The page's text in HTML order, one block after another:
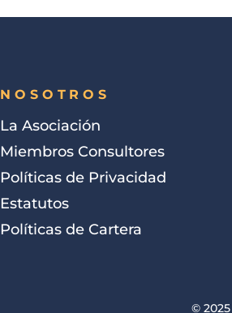
NOSOTROS
La Asociación
Miembros Consultores
Políticas de Privacidad
Estatutos
Políticas de Cartera
©